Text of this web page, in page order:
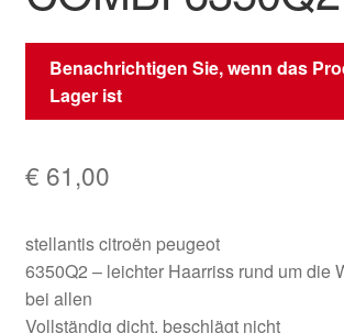
Benachrichtigen Sie, wenn das
Lager ist
€ 61,00
stellantis citroën peugeot
6350Q2 – leichter Haarriss rund um die
bei allen
Vollständig dicht, beschlägt nicht